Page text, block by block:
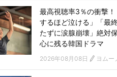
最高視聴率3％の衝撃！
するほど泣ける」「最
たずに涙腺崩壊」絶対
心に残る韓国ドラマ
2026年08月08日 ヨムーノ 編集部 韓